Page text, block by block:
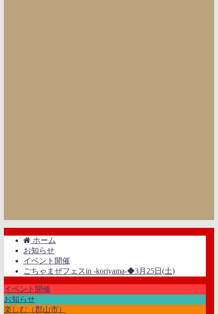
ホーム
お知らせ
イベント開催
ごちゃまぜフェスin -koriyama-◆3月25日(土)
イベント開催
お知らせ
楽しむ（郡山市）